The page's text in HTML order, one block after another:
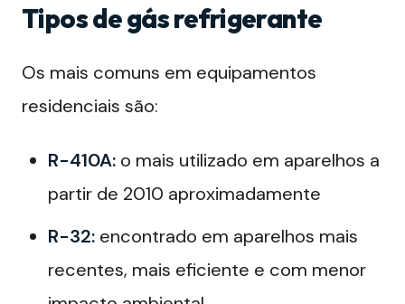
Tipos de gás refrigerante
Os mais comuns em equipamentos
residenciais são:
R-410A:o mais utilizado em aparelhos a
partir de 2010 aproximadamente
R-32:encontrado em aparelhos mais
recentes, mais eficiente e com menor